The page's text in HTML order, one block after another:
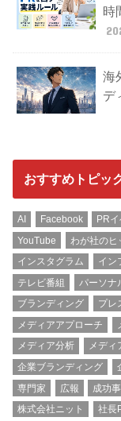
時
海
デ
おすすめトピッ
AI Facebook PR
YouTube
わが社のヒ
インスタグラム
イン
テレビ番組
パーソナ
ブランディング
プレ
メディアアプローチ
メディア分析
メディ
企業ブランディング
専門家
広報 成功
株式会社ニット
社長